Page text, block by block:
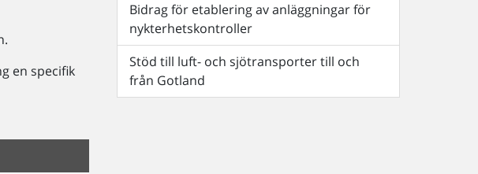
en specifik
Bidrag för etablering av anläggningar för
nykterhetskontroller
Stöd till luft- och sjötransporter till och
från Gotland